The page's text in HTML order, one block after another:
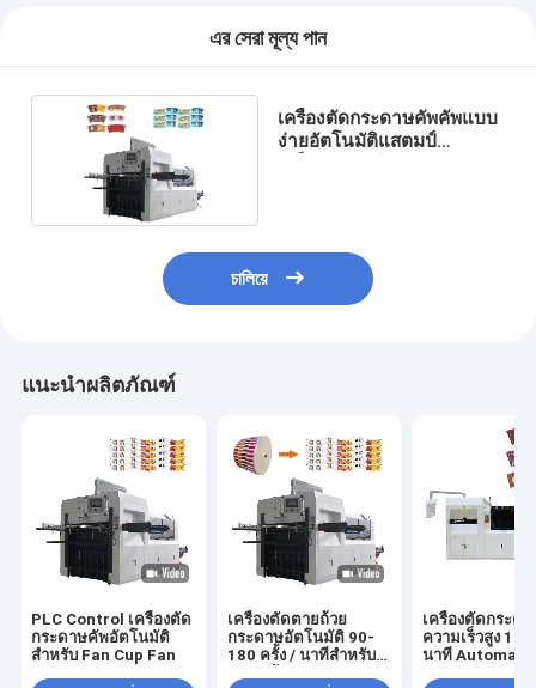
এর সেরা মূল্য পান
เครื่องตัดกระดาษคัพคัพแบบ
ง่ายอัตโนมัติแสตมป์
চালিয়ে
แนะนำผลิตภัณฑ์
PLC Control เครื่องตัด
กระดาษคัพอัตโนมัติ
สำหรับ Fan Cup Fan
เครื่องตัดตายถ้วย
กระดาษอัตโนมัติ 90-
180 ครั้ง / นาทีสำหรับ
เครื่องตัดกระด
ความเร็วสูง
นาที